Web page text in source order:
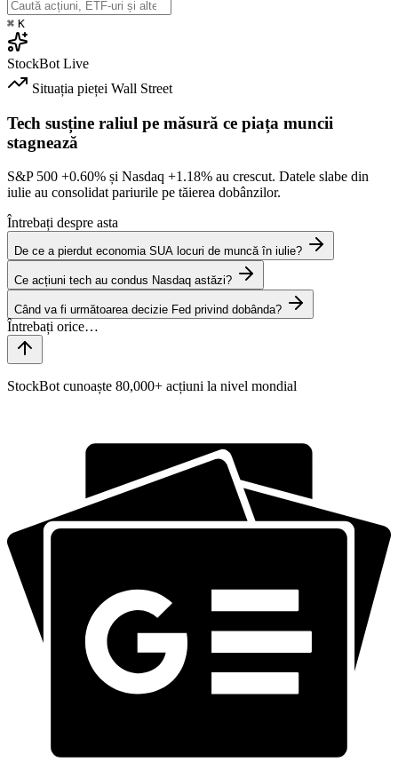
⌘ K
StockBot Live
Situația pieței Wall Street
Tech susține raliul pe măsură ce piața muncii
stagnează
S&P 500 +0.60% și Nasdaq +1.18% au crescut. Datele slabe din
iulie au consolidat pariurile pe tăierea dobânzilor.
Întrebați despre asta
De ce a pierdut economia SUA locuri de muncă în iulie?
Ce acțiuni tech au condus Nasdaq astăzi?
Când va fi următoarea decizie Fed privind dobânda?
StockBot cunoaște 80,000+ acțiuni la nivel mondial